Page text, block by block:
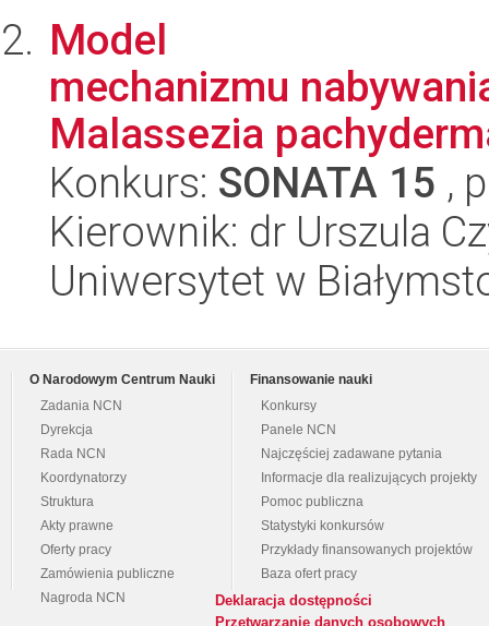
Model
mechanizmu
Malassezia
Konkurs: SONATA 15 ,
Kierownik: dr Urszula
Uniwersytet w
O Narodowym Centrum Nauki
Zadania NCN
Dyrekcja
Rada NCN
Koordynatorzy
Struktura
Akty prawne
Oferty pracy
Zamówienia publiczne
Nagroda NCN
Finansowanie nauki
Konkursy
Panele NCN
Najczęściej zadawane pytania
Informacje dla realizujących projekty
Pomoc publiczna
Statystyki konkursów
Przykłady finansowanych projektów
Baza ofert pracy
Deklaracja dostępności
Przetwarzanie danych osobowych